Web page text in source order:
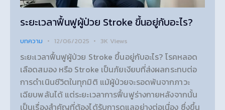
ระยะเวลาฟื้นฟูผู้ป่วย Stroke ขึ้นอยู่กับอะไร?
บทความ 12/06/2025 3K Views
ระยะเวลาฟื้นฟูผู้ป่วย Stroke ขึ้นอยู่กับอะไร? โรคหลอด
เลือดสมอง หรือ Stroke เป็นภัยเงียบที่ส่งผลกระทบต่อ
การดำเนินชีวิตในทุกมิติ แม้ผู้ป่วยจะรอดพ้นจากภาวะ
เฉียบพลันได้ แต่ระยะเวลาการฟื้นฟูร่างกายหลังจากนั้น
เป็นเรื่องสำคัญที่ต้องได้รับการดูแลอย่างต่อเนื่อง ซึ่งขึ้น